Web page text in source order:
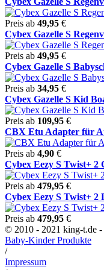
Preis ab 49,95 €
Cybex Gazelle S
Preis ab 49,95 €
Cybex Gazelle S
Preis ab 34,95 €
Cybex Gazelle S Kid
Preis ab 109,95 €
CBX Etu Adapter für
Preis ab 4,90 €
Cybex Eezy S Twist+ 2
Preis ab 479,95 €
Cybex Eezy S Twist+ 2
Preis ab 479,95 €
© 2010 - 2021 king-t.de
Baby-Kinder Produkte
/
Impressum